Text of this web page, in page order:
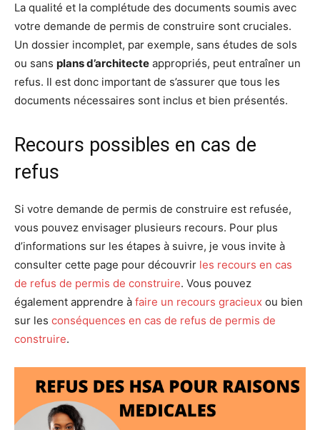
La qualité et la complétude des documents soumis avec
votre demande de permis de construire sont cruciales.
Un dossier incomplet, par exemple, sans études de sols
ou sans plans d’architecte appropriés, peut entraîner un
refus. Il est donc important de s’assurer que tous les
documents nécessaires sont inclus et bien présentés.
Recours possibles en cas de
refus
Si votre demande de permis de construire est refusée,
vous pouvez envisager plusieurs recours. Pour plus
d’informations sur les étapes à suivre, je vous invite à
consulter cette page pour découvrir les recours en cas
de refus de permis de construire. Vous pouvez
également apprendre à faire un recours gracieux ou bien
sur les conséquences en cas de refus de permis de
construire.